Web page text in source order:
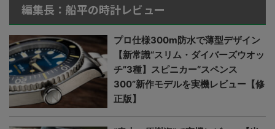
編集長：船平の時計レビュー
プロ仕様300m防水で薄型デザイン
【新常識“スリム・ダイバーズウオッ
チ”3種】スピニカー“スペンス
300”新作モデルを実機レビュー【修
正版】